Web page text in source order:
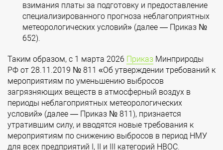
взимания платы за подготовку и предоставление
специализированного прогноза неблагоприятных
метеорологических условий» (далее — Приказ №
652).
Таким образом, с 1 марта 2026 Приказ Минприроды
РФ от 28.11.2019 № 811 «Об утверждении требований к
мероприятиям по уменьшению выбросов
загрязняющих веществ в атмосферный воздух в
периоды неблагоприятных метеорологических
условий» (далее — Приказ № 811), признается
утратившим силу, и вводятся новые требования к
мероприятиям по снижению выбросов в период НМУ
для всех предприятий I, II и III категорий НВОС.